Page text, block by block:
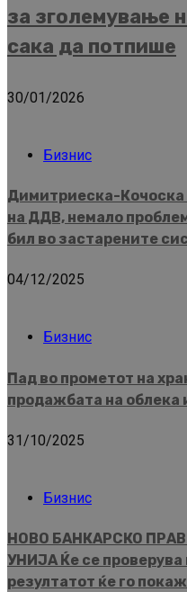
за зголемување
сака да потпише
30/01/2026
Бизнис
Димитриеска-Кочоска
на ДДВ, немало
бил во застарените
04/12/2025
Бизнис
Пад во прометот на
продажбата на облека
31/10/2025
Бизнис
НОВО БАНКАРСКО
УНИЈА Ќе се проверува
резултатот ќе го